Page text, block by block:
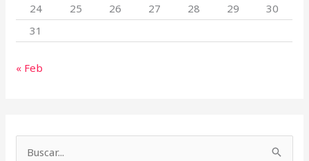
24
25 26 27 28 29
30
31
« Feb